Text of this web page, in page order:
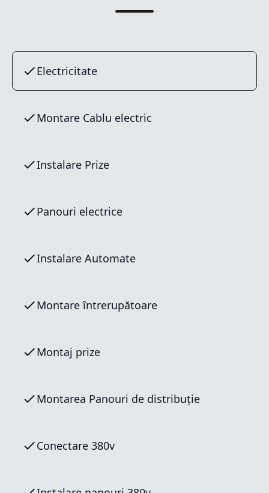
Electricitate
Montare Cablu electric
Instalare Prize
Panouri electrice
Instalare Automate
Montare întrerupătoare
Montaj prize
Montarea Panouri de distribuție
Conectare 380v